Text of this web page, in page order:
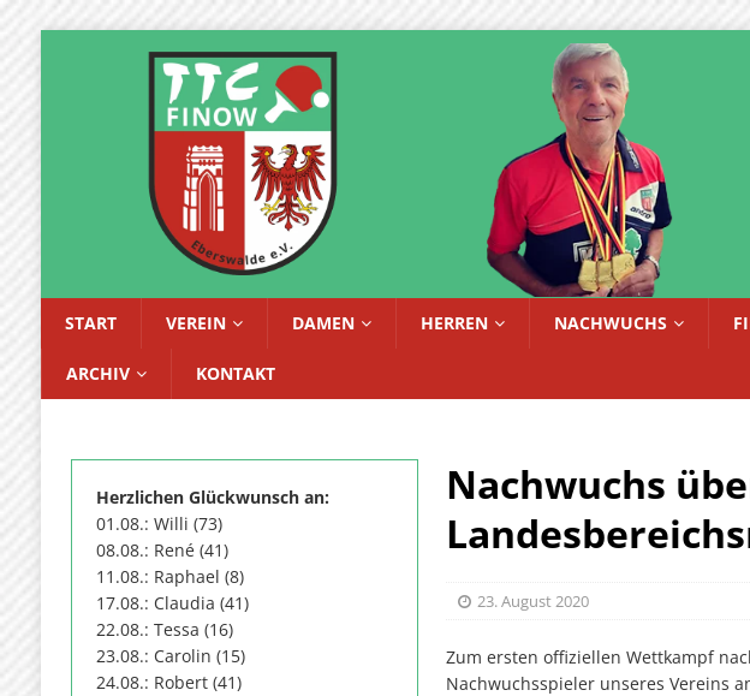
START VEREIN DAMEN HERREN NACHWUCHS
ARCHIV KONTAKT
Nachwuchs
23. August 2020
Zum ersten offiziellen Wettkampf
Nachwuchsspieler unseres Vereins
Herzlichen Glückwunsch an:
01.08.: Willi (73)
08.08.: René (41)
11.08.: Raphael (8)
17.08.: Claudia (41)
22.08.: Tessa (16)
23.08.: Carolin (15)
24.08.: Robert (41)